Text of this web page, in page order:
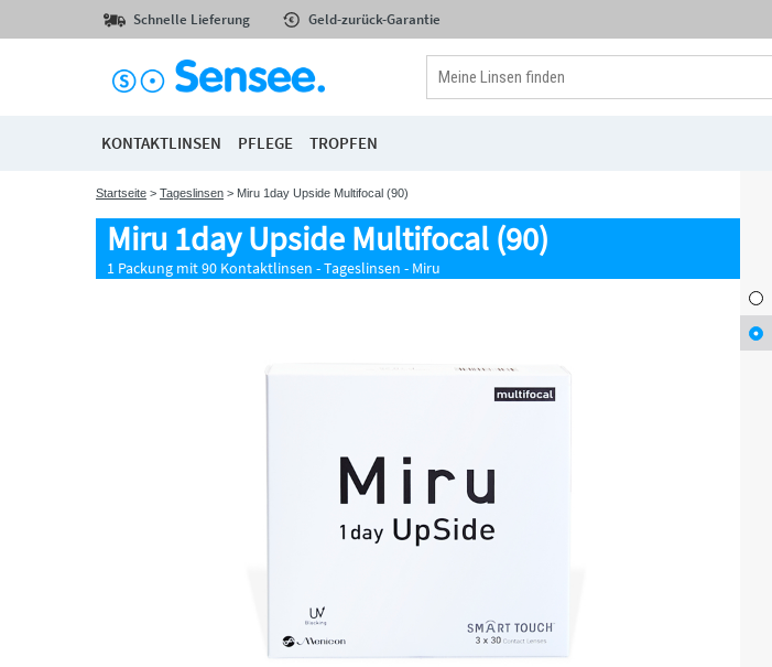
Schnelle Lieferung Geld-zurück-Garantie
KONTAKTLINSEN PFLEGE TROPFEN
Startseite > Tageslinsen > Miru 1day Upside Multifocal (90)
Miru 1day Upside Multifocal (90)
1 Packung mit 90 Kontaktlinsen - Tageslinsen - Miru